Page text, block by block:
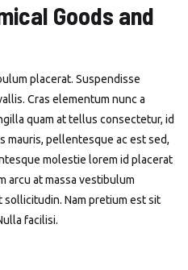
Goods and
placerat. Suspendisse
Cras elementum nunc a
quam at tellus consectetur, id
mauris, pellentesque ac est sed,
molestie lorem id placerat
arcu at massa vestibulum
Nam pretium est sit
facilisi.